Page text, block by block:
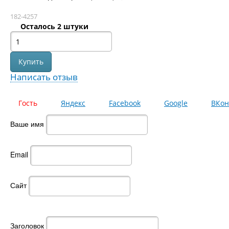
182-4257
Осталось 2 штуки
Написать отзыв
Гость Яндекс Facebook Google
Ваше имя
Email
Сайт
Заголовок